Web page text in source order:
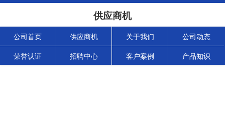
供应商机
公司首页 供应商机 关于我们 公司动态
荣誉认证 招聘中心 客户案例 产品知识